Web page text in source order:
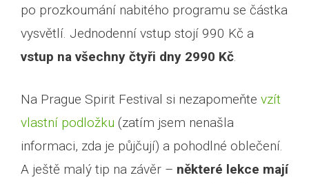
po prozkoumání nabitého programu se částka
vysvětlí. Jednodenní vstup stojí 990 Kč a
vstup na všechny čtyři dny 2990 Kč.
Na Prague Spirit Festival si nezapomeňte vzít
vlastní podložku (zatím jsem nenašla
informaci, zda je půjčují) a pohodlné oblečení.
A ještě malý tip na závěr – některé lekce mají